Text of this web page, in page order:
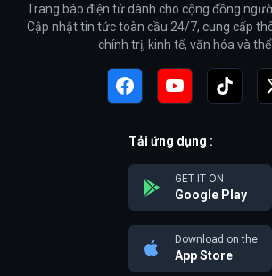
Trang báo điện tử dành cho cộng đồng
Cập nhật tin tức toàn cầu 24/7, cung cấp
chính trị, kinh tế, văn hóa và thể
Tải ứng dụng :
GET IT ON
Google Play
Download on the
App Store